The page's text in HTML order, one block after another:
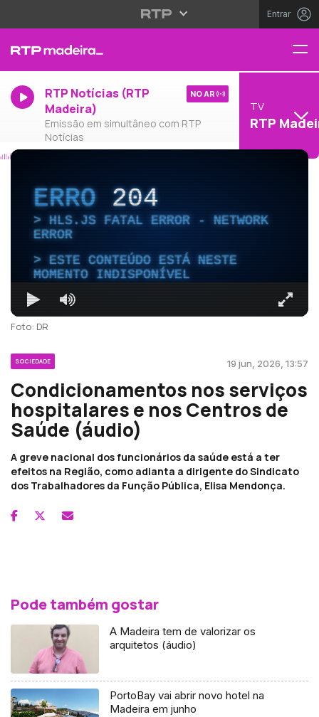
Entrar
RTP Notícias (RTP
Madeira)
Emissão em simultâneo com RTP
Notícias
NO AR
TV
RTP
ERRO204
HLS.JS FATAL ERROR - NETWORK
ERROR
ESTE CONTEÚDO ESTÁ NESTE
MOMENTO INDISPONÍVEL
Foto: DR
SOCIEDADE 19 jun, 2026, 13:57
Condicionamentos nos serviços
hospitalares e nos Centros de
Saúde (áudio)
A greve nacional dos funcionários da saúde está a ter
efeitos na Região, como adianta a dirigente do Sindicato
dos Trabalhadores da Função Pública, Elisa Mendonça.
Pode também gostar
A Madeira tem de valorizar os
arquitetos (áudio)
PortoBay vai abrir novo hotel na
Madeira em junho